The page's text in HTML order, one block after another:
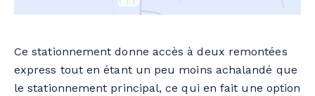
Ce stationnement donne accès à deux remontées
express tout en étant un peu moins achalandé que
le stationnement principal, ce qui en fait une option